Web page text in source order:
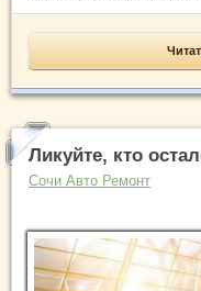
Ликуйте, кто
Сочи Авто Ремонт